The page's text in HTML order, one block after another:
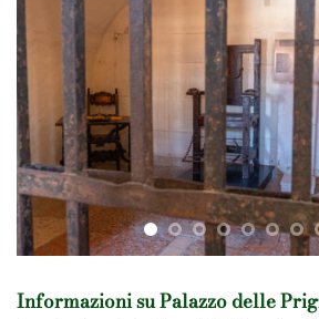
Informazioni su Palazzo delle